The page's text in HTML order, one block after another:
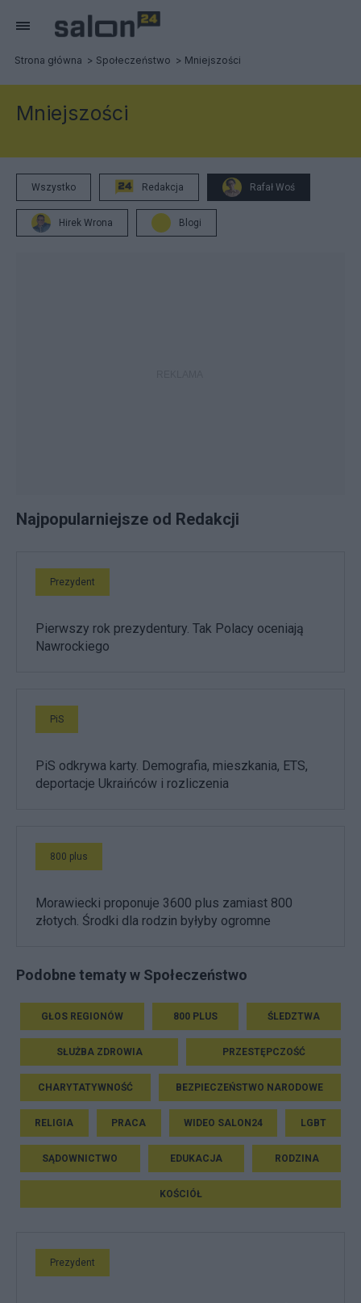
Strona główna Społeczeństwo Mniejszości
Mniejszości
Wszystko Redakcja Rafał Woś
Hirek Wrona Blogi
Najpopularniejsze od Redakcji
Prezydent
Pierwszy rok prezydentury. Tak Polacy oceniają
Nawrockiego
PiS
PiS odkrywa karty. Demografia, mieszkania, ETS,
deportacje Ukraińców i rozliczenia
800 plus
Morawiecki proponuje 3600 plus zamiast 800
złotych. Środki dla rodzin byłyby ogromne
Podobne tematy w Społeczeństwo
GŁOS REGIONÓW 800 PLUS ŚLEDZTWA
SŁUŻBA ZDROWIA PRZESTĘPCZOŚĆ
CHARYTATYWNOŚĆ BEZPIECZEŃSTWO NARODOWE
RELIGIA PRACA WIDEO SALON24 LGBT
SĄDOWNICTWO EDUKACJA RODZINA
KOŚCIÓŁ
Prezydent